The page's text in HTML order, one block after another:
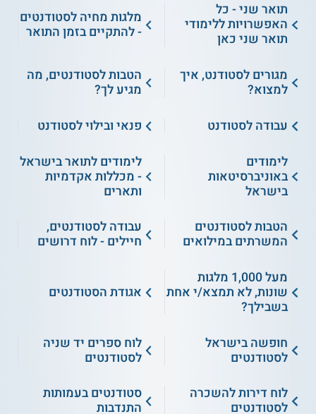
תואר שני - כל
האפשרויות ללימודי
תואר שני כאן
מלגות מחיה לסטודנטים
- להתקיים בזמן התואר
מגורים לסטודנט, איך
למצוא?
הטבות לסטודנטים, מה
מגיע לך?
עבודה לסטודנט
פנאי ובילוי לסטודנט
לימודים
באוניברסיטאות
בישראל
לימודים לתואר בישראל
- מכללות אקדמיות
ותארים
הטבות לסטודנטים
המשרתים במילואים
עבודה לסטודנטים,
חיילים - לוח דרושים
מעל 1,000 מלגות
שונות, לא תמצא/י אחת
בשבילך?
אגודת הסטודנטים
חופשה בישראל
לסטודנטים
לוח ספרים יד שניה
לסטודנטים
לוח דירות להשכרה
לסטודנטים
סטודנטים בעמותות
התנדבות